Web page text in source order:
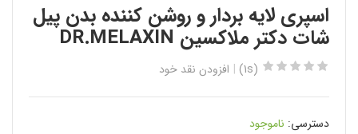
اسپری لایه بردار و روشن کننده بدن پیل
شات دکتر ملاکسین DR.MELAXIN
(1s) افزودن نقد خود
دسترسی: ناموجود